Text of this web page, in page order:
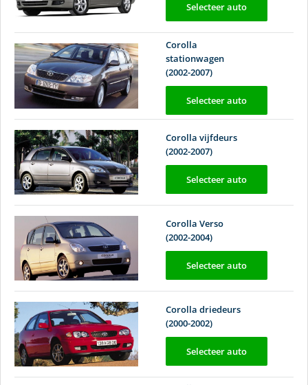
Selecteer auto
Corolla
stationwagen
(2002-2007)
Selecteer auto
Corolla vijfdeurs
(2002-2007)
Selecteer auto
Corolla Verso
(2002-2004)
Selecteer auto
Corolla driedeurs
(2000-2002)
Selecteer auto